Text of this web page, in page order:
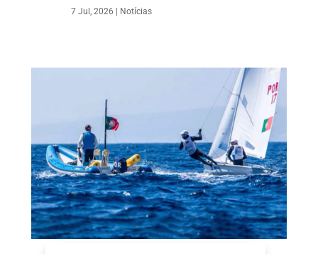
7 Jul, 2026 Notícias